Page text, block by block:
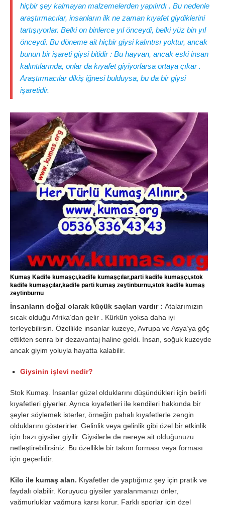
hiçbir şey kalmayan malzemelerden yapılırdı . Bu nedenle
araştırmacılar, insanların ilk ne zaman kıyafet giydiklerini
tartışıyorlar. Belki on binlerce yıl önceydi, belki yüz bin yıl
önceydi. Bu döneme ait hiçbir giysi kalıntısı yoktur, ancak
bunun bir işareti giysi bitidir : Bu hayvan, ancak eski insan
kalıntılarında, onlar da kıyafet giyiyorlarsa ortaya çıkar .
Araştırmacılar dikiş iğnesi bulduysa, bu da bir giysi
işaretidir.
Kumaş Kadife kumaşçı,kadife kumaşçılar,parti kadife kumaşçı,stok
kadife kumaşçılar,kadife parti kumaş zeytinburnu,stok kadife kumaş
zeytinburnu
İnsanların doğal olarak küçük saçları vardır : Atalarımızın
sıcak olduğu Afrika’dan gelir . Kürkün yoksa daha iyi
terleyebilirsin. Özellikle insanlar kuzeye, Avrupa ve Asya’ya göç
ettikten sonra bir dezavantaj haline geldi. İnsan, soğuk kuzeyde
ancak giyim yoluyla hayatta kalabilir.
Giysinin işlevi nedir?
Stok Kumaş. İnsanlar güzel olduklarını düşündükleri için belirli
kıyafetleri giyerler. Ayrıca kıyafetleri ile kendileri hakkında bir
şeyler söylemek isterler, örneğin pahalı kıyafetlerle zengin
olduklarını gösterirler. Gelinlik veya gelinlik gibi özel bir etkinlik
için bazı giysiler giyilir. Giysilerle de nereye ait olduğunuzu
netleştirebilirsiniz. Bu özellikle bir takım forması veya forması
için geçerlidir.
Kilo ile kumaş alan. Kıyafetler de yaptığınız şey için pratik ve
faydalı olabilir. Koruyucu giysiler yaralanmanızı önler,
yağmurluklar yağmura karşı korur. Farklı sporlar için özel